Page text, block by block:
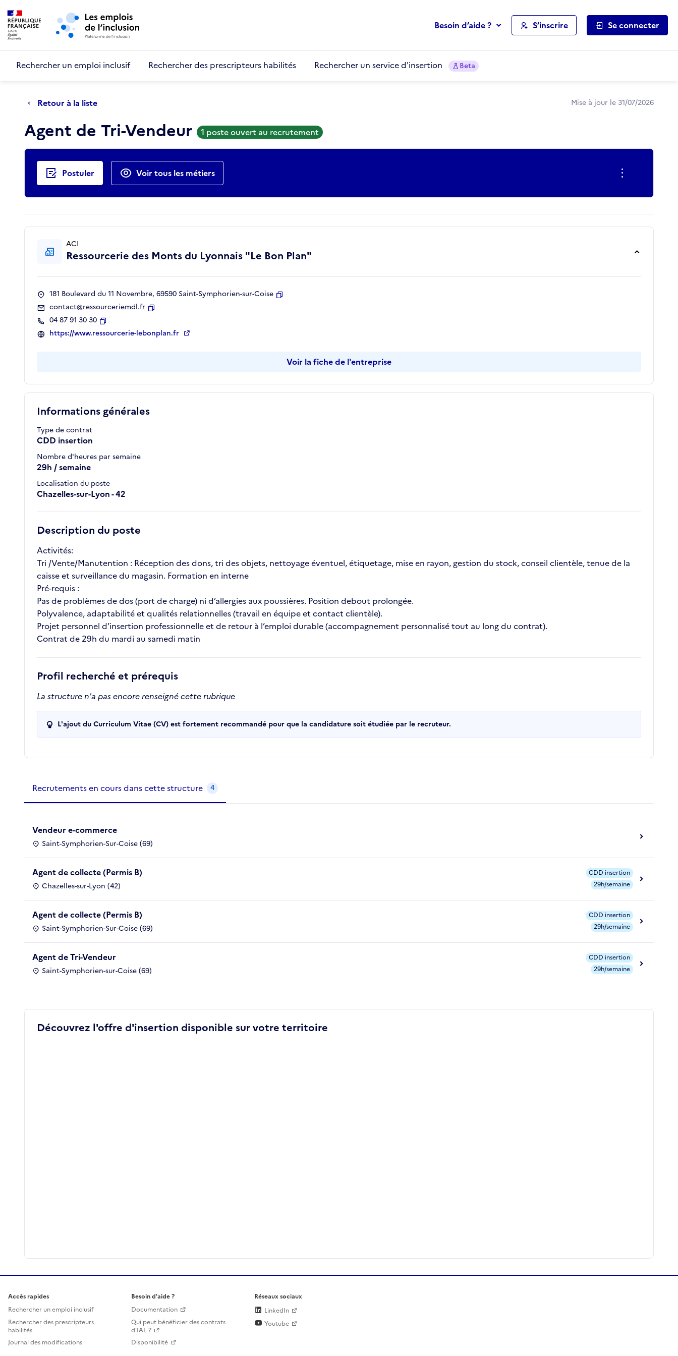
Aller au menu principal
Besoin d’aide ? S’inscrire Se connecter
Rechercher un emploi inclusif Rechercher des prescripteurs habilités Rechercher un service d'insertion Beta
Retour à la liste Mise à jour le 31/07/2026
Agent de Tri-Vendeur 1 poste ouvert au recrutement
Actions rapides
Postuler Voir tous les métiers
Informations générales
Type de contrat
CDD insertion
Nombre d'heures par semaine
29h / semaine
Localisation du poste
Chazelles-sur-Lyon - 42
Description du poste
Activités:
Tri /Vente/Manutention : Réception des dons, tri des objets, nettoyage éventuel, étiquetage, mise en rayon, gestion du stock, conseil clientèle, tenue de la
caisse et surveillance du magasin. Formation en interne
Pré-requis :
Pas de problèmes de dos (port de charge) ni d’allergies aux poussières. Position debout prolongée.
Polyvalence, adaptabilité et qualités relationnelles (travail en équipe et contact clientèle).
Projet personnel d’insertion professionnelle et de retour à l’emploi durable (accompagnement personnalisé tout au long du contrat).
Contrat de 29h du mardi au samedi matin
Profil recherché et prérequis
La structure n'a pas encore renseigné cette rubrique
L'ajout du Curriculum Vitae (CV) est fortement recommandé pour que la candidature soit étudiée par le recruteur.
ACI
Ressourcerie des Monts du Lyonnais "Le Bon Plan"
181 Boulevard du 11 Novembre, 69590 Saint-Symphorien-sur-Coise
contact@ressourceriemdl.fr
04 87 91 30 30
Copier
https://www.ressourcerie-lebonplan.fr
Voir la fiche de l'entreprise
Recrutements de la structure
Recrutements en cours dans cette structure 4
Vendeur e-commerce
Saint-Symphorien-Sur-Coise (69)
Agent de collecte (Permis B)
Chazelles-sur-Lyon (42)
CDD insertion
29h/semaine
Agent de collecte (Permis B)
Saint-Symphorien-Sur-Coise (69)
CDD insertion
29h/semaine
Agent de Tri-Vendeur
Saint-Symphorien-sur-Coise (69)
CDD insertion
29h/semaine
Découvrez l'offre d'insertion disponible sur votre territoire
Accès rapides
Rechercher un emploi inclusif
Rechercher des prescripteurs
habilités
Journal des modifications
Besoin d'aide ?
Documentation
Qui peut bénéficier des contrats
d'IAE ?
Disponibilité
Réseaux sociaux
LinkedIn
Youtube